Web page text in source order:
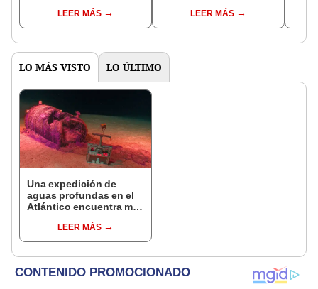
LEER MÁS LEER MÁS
LO MÁS VISTO LO ÚLTIMO
Una expedición de
aguas profundas en el
Atlántico encuentra más
residuos radiactivos
con fugas
LEER MÁS